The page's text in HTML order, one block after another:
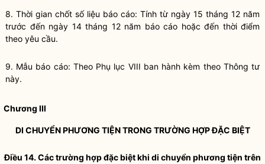
8. Thời gian chốt số liệu báo cáo: Tính từ ngày 15 tháng 12 năm
trước đến ngày 14 tháng 12 năm báo cáo hoặc đến thời điểm
theo yêu cầu.
9. Mẫu báo cáo: Theo Phụ lục VIII ban hành kèm theo Thông tư
này.
Chương III
DI CHUYỂN PHƯƠNG TIỆN TRONG TRƯỜNG HỢP ĐẶC BIỆT
Điều 14. Các trường hợp đặc biệt khi di chuyển phương tiện trên